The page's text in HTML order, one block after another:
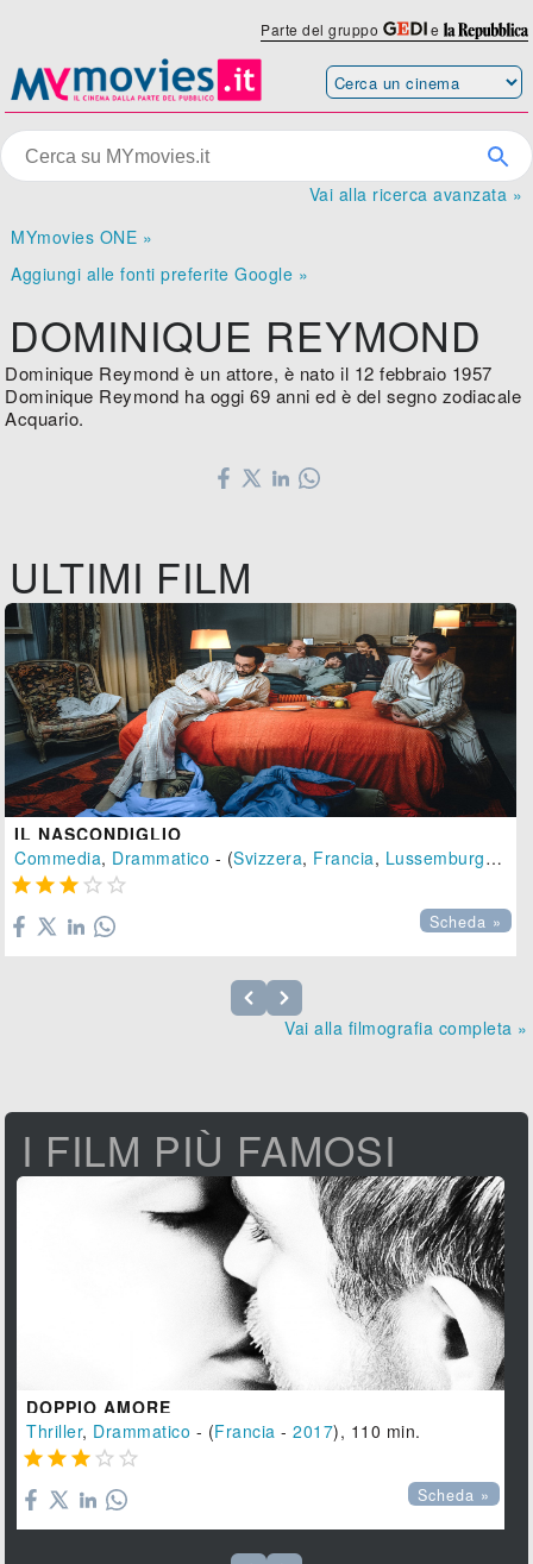
Parte del gruppo e
Vai alla ricerca avanzata »
MYmovies ONE »
Aggiungi alle fonti preferite Google »
DOMINIQUE REYMOND
Dominique Reymond è un attore, è nato il 12 febbraio 1957
Dominique Reymond ha oggi 69 anni ed è del segno zodiacale
Acquario.
ULTIMI FILM
IL NASCONDIGLIO
Commedia, Drammatico - (Svizzera, Francia, Lussemburgo -
    
Scheda »
Vai alla filmografia completa »
I FILM PIÙ FAMOSI
DOPPIO AMORE
Thriller, Drammatico - (Francia -2017), 110 min.
    
Scheda »